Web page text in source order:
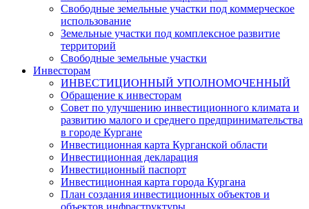
Свободные земельные участки под коммерческое
использование
Земельные участки под комплексное развитие
территорий
Свободные земельные участки
Инвесторам
ИНВЕСТИЦИОННЫЙ УПОЛНОМОЧЕННЫЙ
Обращение к инвесторам
Совет по улучшению инвестиционного климата и
развитию малого и среднего предпринимательства
в городе Кургане
Инвестиционная карта Курганской области
Инвестиционная декларация
Инвестиционный паспорт
Инвестиционная карта города Кургана
План создания инвестиционных объектов и
объектов инфраструктуры